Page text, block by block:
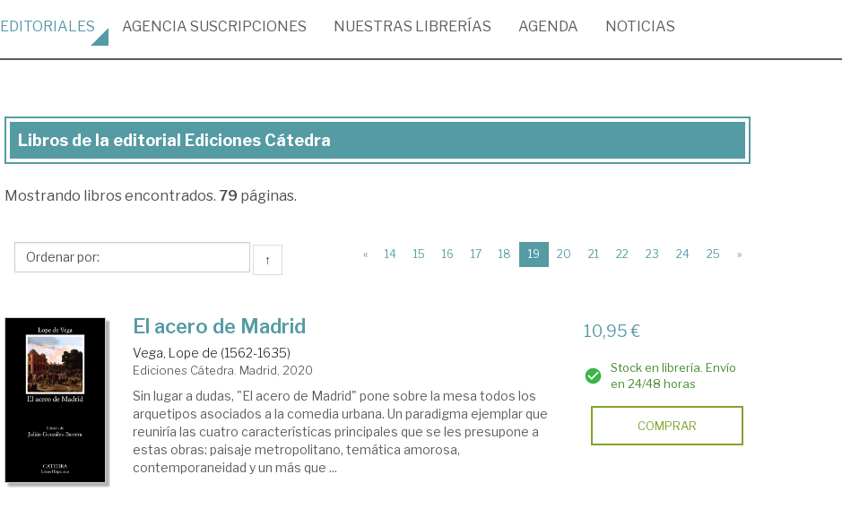
EDITORIALES AGENCIA SUSCRIPCIONES NUESTRAS LIBRERÍAS AGENDA NOTICIAS
Libros
la
Ediciones
Libros de la editorial Ediciones Cátedra
Mostrando libros encontrados. 79 páginas.
↑ « 14 15 16 17 18 19 (current)
20 21 22 23 24 25 »
El acero de Madrid
Vega, Lope de (1562-1635)
Ediciones Cátedra. Madrid, 2020
Sin lugar a dudas, "El acero de Madrid" pone sobre la mesa todos los
arquetipos asociados a la comedia urbana. Un paradigma ejemplar que
reuniría las cuatro características principales que se les presupone a
estas obras: paisaje metropolitano, temática amorosa,
contemporaneidad y un más que ...
10,95 €
Stock en librería. Envío
en 24/48 horas
COMPRAR